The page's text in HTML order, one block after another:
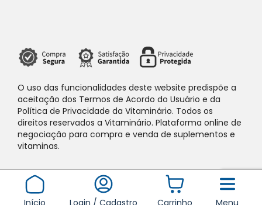
O uso das funcionalidades deste website predispõe a
aceitação dos Termos de Acordo do Usuário e da
Política de Privacidade da Vitaminário. Todos os
direitos reservados a Vitaminário. Plataforma online de
negociação para compra e venda de suplementos e
vitaminas.
Início Login / Cadastro Carrinho Menu